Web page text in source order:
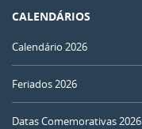
CALENDÁRIOS
Calendário 2026
Feriados 2026
Datas Comemorativas 2026